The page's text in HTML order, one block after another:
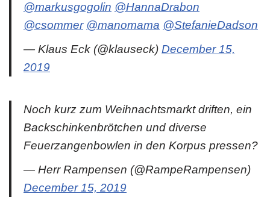
@markusgogolin @HannaDrabon
@csommer @manomama @StefanieDadson
— Klaus Eck (@klauseck) December 15,
2019
Noch kurz zum Weihnachtsmarkt driften, ein
Backschinkenbrötchen und diverse
Feuerzangenbowlen in den Korpus pressen?
— Herr Rampensen (@RampeRampensen)
December 15, 2019